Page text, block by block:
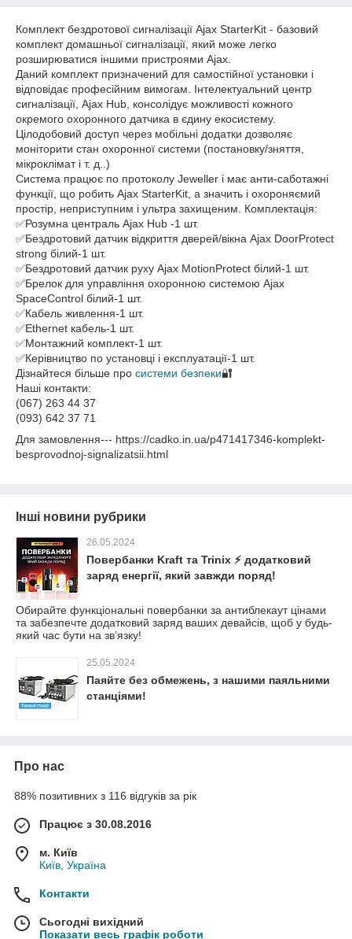
Комплект бездротової сигналізації Ajax StarterKit - базовий
комплект домашньої сигналізації, який може легко
розширюватися іншими пристроями Ajax.
Даний комплект призначений для самостійної установки і
відповідає професійним вимогам. Інтелектуальний центр
сигналізації, Ajax Hub, консолідує можливості кожного
окремого охоронного датчика в єдину екосистему.
Цілодобовий доступ через мобільні додатки дозволяє
моніторити стан охоронної системи (постановку/зняття,
мікроклімат і т. д..)
Система працює по протоколу Jeweller і має анти-саботажні
функції, що робить Ajax StarterKit, а значить і охороняємий
простір, неприступним і ультра захищеним. Комплектація:
✅Розумна централь Ajax Hub -1 шт.
✅Бездротовий датчик відкриття дверей/вікна Ajax DoorProtect
strong білий-1 шт.
✅Бездротовий датчик руху Ajax MotionProtect білий-1 шт.
✅Брелок для управління охоронною системою Ajax
SpaceControl білий-1 шт.
✅Кабель живлення-1 шт.
✅Ethernet кабель-1 шт.
✅Монтажний комплект-1 шт.
✅Керівництво по установці і експлуатації-1 шт.
Дізнайтеся більше про системи безпеки🔐
Наші контакти:
(067) 263 44 37
(093) 642 37 71
Для замовлення--- https://cadko.in.ua/p471417346-komplekt-
besprovodnoj-signalizatsii.html
Інші новини рубрики
26.05.2024
Повербанки Kraft та Trinix ⚡ додатковий
заряд енергії, який завжди поряд!
Обирайте функціональні повербанки за антиблекаут цінами
та забезпечте додатковий заряд ваших девайсів, щоб у будь-
який час бути на звʼязку!
25.05.2024
Паяйте без обмежень, з нашими паяльними
станціями!
Про нас
88% позитивних з 116 відгуків за рік
Працює з 30.08.2016
м. Київ
Київ, Україна
Контакти
Сьогодні вихідний
Показати весь графік роботи